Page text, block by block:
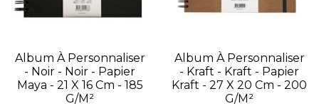
Album À Personnaliser
- Noir - Noir - Papier
Maya - 21 X 16 Cm - 185
G/m²
Album À Personnaliser
- Kraft - Kraft - Papier
Kraft - 27 X 20 Cm - 200
G/m²